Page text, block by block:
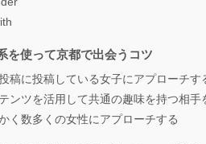
を使って京都で出会うコツ
稿に投稿している女子にアプローチす
ンツを活用して共通の趣味を持つ相手
く数多くの女性にアプローチする